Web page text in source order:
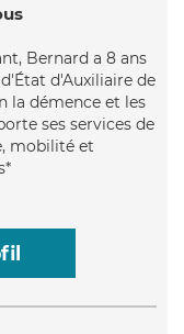
Bernard a 8 ans
d'Auxiliaire de
la démence et les
ses services de
mobilité et